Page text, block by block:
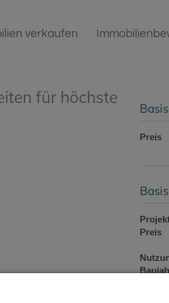
verkaufen
für höchste
Preis
Preis